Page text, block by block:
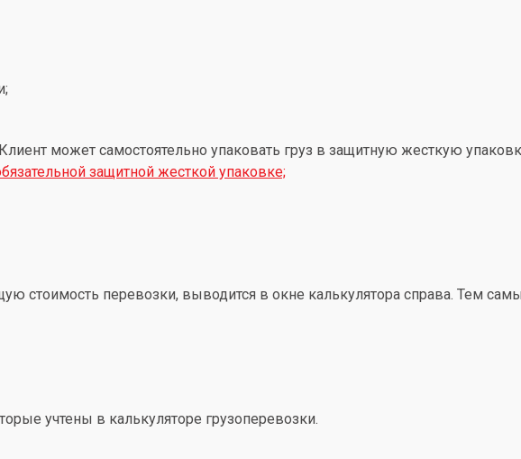
может самостоятельно упаковать груз в защитную жесткую
защитной жесткой упаковке;
стоимость перевозки, выводится в окне калькулятора справа. Тем
учтены в калькуляторе грузоперевозки.